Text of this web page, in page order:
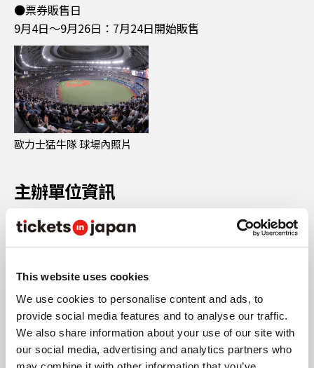
This website uses cookies
We use cookies to personalise content and ads, to
provide social media features and to analyse our traffic.
We also share information about your use of our site with
our social media, advertising and analytics partners who
●票券販售日
9月4日～9月26日：7月24日開始販售
歐力士猛牛隊 球場內照片
主辦單位資訊
主辦單位： ORIX Baseball Club 股份有限公司
注意事項
購買前請閱讀注意事項
購買4張以上門票時，座位可能會被分開安排。